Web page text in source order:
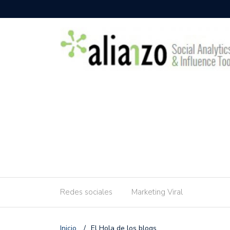
Redes sociales Marketing Viral